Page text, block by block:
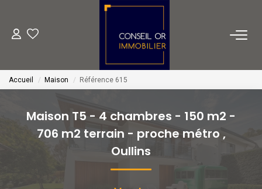
Transaction
Financement
VENTES
Accueil Maison Référence 615
Maison T5 - 4 chambres - 150 m2 -
706 m2 terrain - proche métro ,
Oullins